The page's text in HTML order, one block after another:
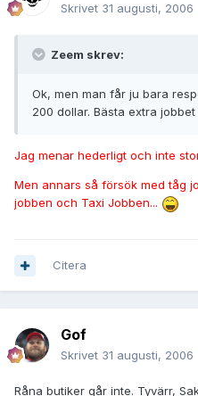
Skrivet 31 augusti, 2006
Zeem skrev:
Ok, men man får ju bara
200 dollar. Bästa extra jobbet
Jag menar hederligt och inte
Men annars så försök med tåg
jobben och Taxi Jobben...
Citera
Gof
Skrivet 31 augusti, 2006
Råna butiker går inte. Tyvärr,